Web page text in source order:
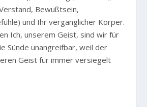
Bewußtsein,
und Ihr vergänglicher Körper.
Ich, unserem Geist, sind wir für
Sünde unangreifbar, weil der
Geist für immer versiegelt